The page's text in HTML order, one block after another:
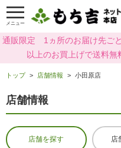
メニュー
通販限定 1ヵ所のお届け先ご
以上のお買上げで送料
トップ 店舗情報 小田原店
店舗情報
店舗を探す 店